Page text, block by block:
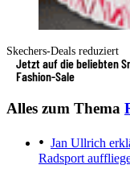
Skechers-Deals reduziert
Jetzt auf die beliebten
Fashion-Sale
Alles zum Thema
Jan Ullrich
Radsport